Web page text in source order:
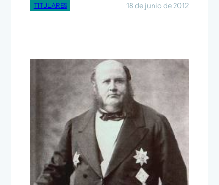
TITULARES 18 de junio de 2012